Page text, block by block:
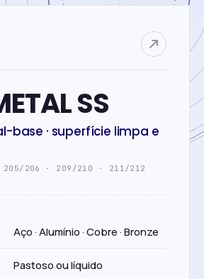
SS
base · superfície limpa e
206 · 209/210 · 211/212
Aço · Alumínio · Cobre · Bronze
Pastoso ou líquido